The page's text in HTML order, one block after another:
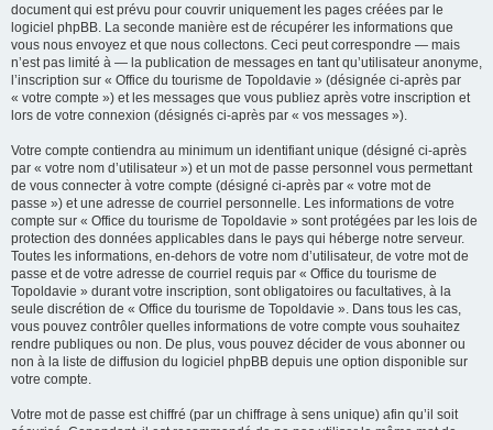
document qui est prévu pour couvrir uniquement les pages créées par le
logiciel phpBB. La seconde manière est de récupérer les informations que
vous nous envoyez et que nous collectons. Ceci peut correspondre — mais
n’est pas limité à — la publication de messages en tant qu’utilisateur anonyme,
l’inscription sur « Office du tourisme de Topoldavie » (désignée ci-après par
« votre compte ») et les messages que vous publiez après votre inscription et
lors de votre connexion (désignés ci-après par « vos messages »).
Votre compte contiendra au minimum un identifiant unique (désigné ci-après
par « votre nom d’utilisateur ») et un mot de passe personnel vous permettant
de vous connecter à votre compte (désigné ci-après par « votre mot de
passe ») et une adresse de courriel personnelle. Les informations de votre
compte sur « Office du tourisme de Topoldavie » sont protégées par les lois de
protection des données applicables dans le pays qui héberge notre serveur.
Toutes les informations, en-dehors de votre nom d’utilisateur, de votre mot de
passe et de votre adresse de courriel requis par « Office du tourisme de
Topoldavie » durant votre inscription, sont obligatoires ou facultatives, à la
seule discrétion de « Office du tourisme de Topoldavie ». Dans tous les cas,
vous pouvez contrôler quelles informations de votre compte vous souhaitez
rendre publiques ou non. De plus, vous pouvez décider de vous abonner ou
non à la liste de diffusion du logiciel phpBB depuis une option disponible sur
votre compte.
Votre mot de passe est chiffré (par un chiffrage à sens unique) afin qu’il soit